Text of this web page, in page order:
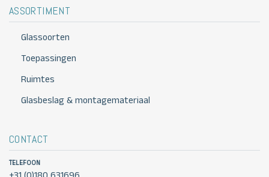
ASSORTIMENT
Glassoorten
Toepassingen
Ruimtes
Glasbeslag & montagemateriaal
CONTACT
TELEFOON